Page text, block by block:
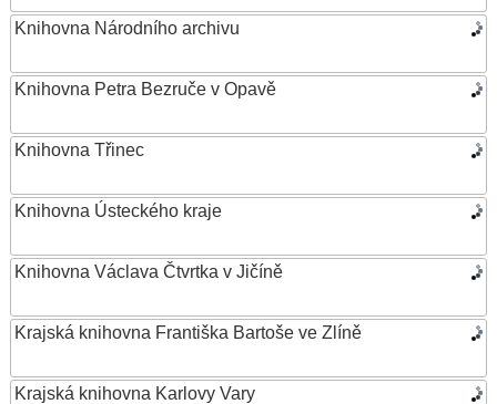
Knihovna Národního archivu
Knihovna Petra Bezruče v Opavě
Knihovna Třinec
Knihovna Ústeckého kraje
Knihovna Václava Čtvrtka v Jičíně
Krajská knihovna Františka Bartoše ve Zlíně
Krajská knihovna Karlovy Vary